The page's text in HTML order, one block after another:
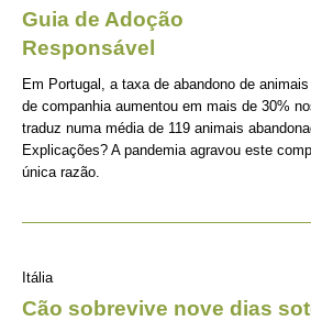
Guia de Adoção
Responsável
Em Portugal, a taxa de abandono de animais
de companhia aumentou em mais de 30%
traduz numa média de 119 animais
Explicações? A pandemia agravou este
única razão.
Itália
Cão sobrevive nove dias